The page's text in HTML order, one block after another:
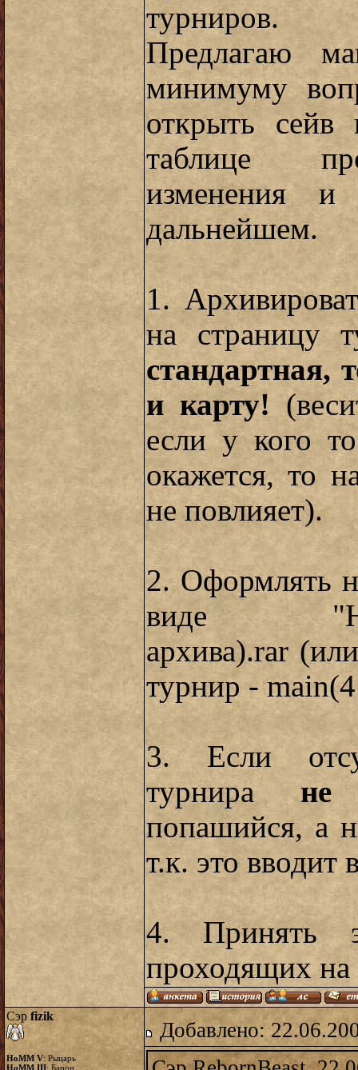
турниров.
Предлагаю
минимуму
открыть
таблице
изменения и
дальнейшем.
1.
на страницу
стандартная,
и карту!
если у кого
окажется, то
не повлияет).
2. Оформлять
виде
архива).rar
турнир -
3. Если
турниране
попашийся, а
т.к. это вводит
4. Принять
проходящих на
Сэр fizik
HoMM V: Рыцарь
HoMM III: Барон
Добавлено: